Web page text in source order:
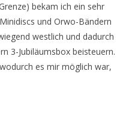
bekam ich ein sehr
und Orwo-Bändern
westlich und dadurch
3-Jubiläumsbox beisteuern.
es mir möglich war,